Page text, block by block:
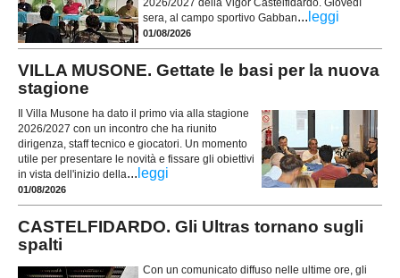
2026/2027 della Vigor Castelfidardo. Giovedì
sera, al campo sportivo Gabban... leggi
01/08/2026
VILLA MUSONE. Gettate le basi per la nuova
stagione
Il Villa Musone ha dato il primo via alla stagione
2026/2027 con un incontro che ha riunito
dirigenza, staff tecnico e giocatori. Un momento
utile per presentare le novità e fissare gli obiettivi
in vista dell'inizio della... leggi
01/08/2026
CASTELFIDARDO. Gli Ultras tornano sugli
spalti
Con un comunicato diffuso nelle ultime ore, gli